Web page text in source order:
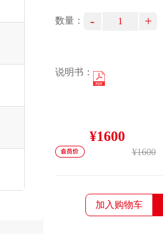
数量： - +
说明书：
¥1600
¥1600
加入购物车